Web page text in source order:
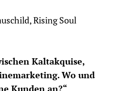
Rising Soul
Kaltakquise,
Wo und